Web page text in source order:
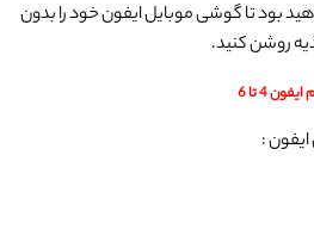
بود تا گوشی موبایل ایفون خود را بدون
روشن کنید.
4 تا 6
: